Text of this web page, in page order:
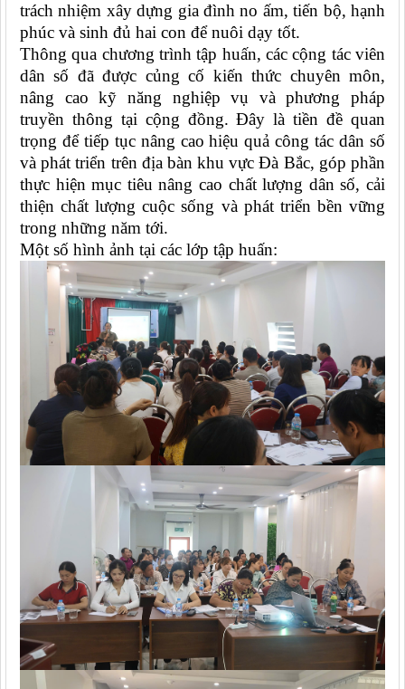
trách nhiệm xây dựng gia đình no ấm, tiến bộ, hạnh
phúc và sinh đủ hai con để nuôi dạy tốt.
Thông qua chương trình tập huấn, các cộng tác viên
dân số đã được củng cố kiến thức chuyên môn,
nâng cao kỹ năng nghiệp vụ và phương pháp
truyền thông tại cộng đồng. Đây là tiền đề quan
trọng để tiếp tục nâng cao hiệu quả công tác dân số
và phát triển trên địa bàn khu vực Đà Bắc, góp phần
thực hiện mục tiêu nâng cao chất lượng dân số, cải
thiện chất lượng cuộc sống và phát triển bền vững
trong những năm tới.
Một số hình ảnh tại các lớp tập huấn: